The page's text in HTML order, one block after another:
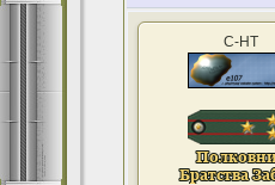
С-НТ